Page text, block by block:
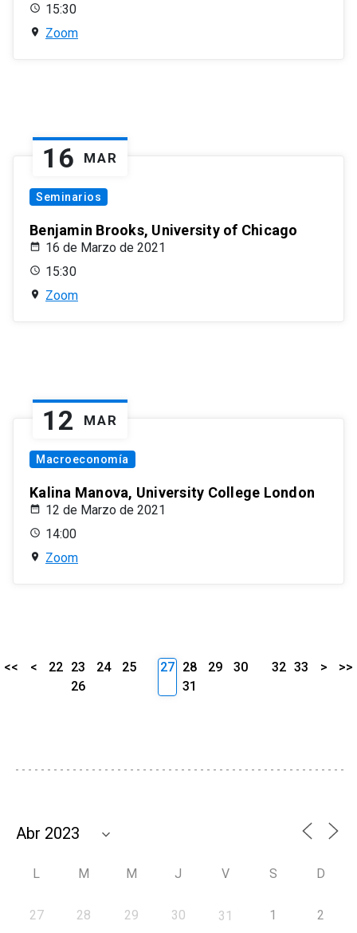
15:30
Zoom
16 MAR
Seminarios
Benjamin Brooks, University of Chicago
16 de Marzo de 2021
15:30
Zoom
12 MAR
Macroeconomía
Kalina Manova, University College London
12 de Marzo de 2021
14:00
Zoom
<< < 22 23 24
25
26
27 28 29
30
31
32 33 > >>
L M M J V S D
27 28 29 30 31 1 2